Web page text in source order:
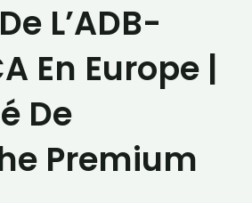
L’ADB-
En Europe |
De
Premium